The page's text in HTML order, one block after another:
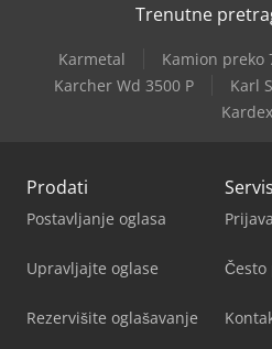
Trenutne
Karmetal Kamion preko
Karcher Wd 3500 P
Karl
Kardex
Prodati
Postavljanje oglasa
Upravljajte oglase
Rezervišite oglašavanje
Prijava
Često